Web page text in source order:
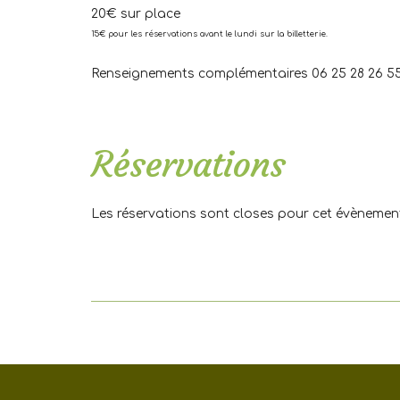
20€ sur place
15€ pour les réservations avant le lundi sur la billetterie.
Renseignements complémentaires 06 25 28 26
Réservations
Les réservations sont closes pour cet